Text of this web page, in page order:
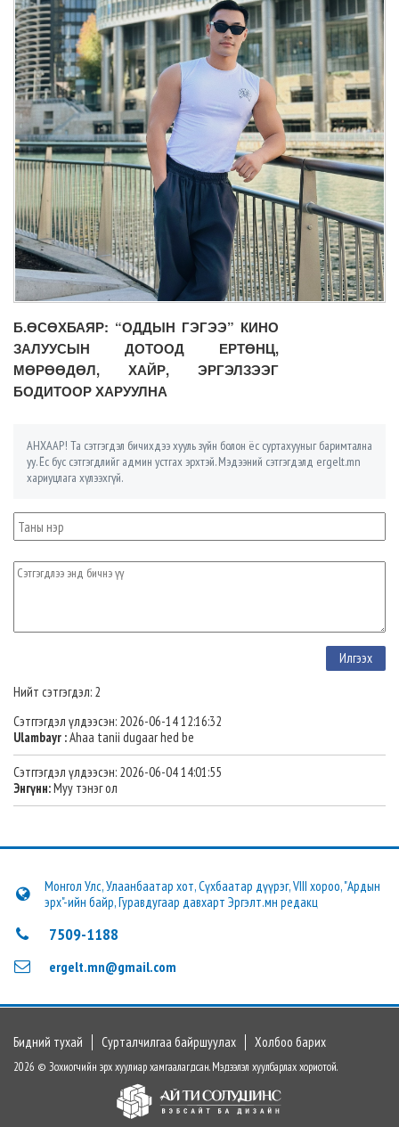
Б.ӨСӨХБАЯР: “ОДДЫН ГЭГЭЭ” КИНО
ЗАЛУУСЫН ДОТООД ЕРТӨНЦ,
МӨРӨӨДӨЛ, ХАЙР, ЭРГЭЛЗЭЭГ
БОДИТООР ХАРУУЛНА
АНХААР! Та сэтгэгдэл бичихдээ хууль зүйн болон ёс суртахууныг баримтална
уу. Ёс бус сэтгэгдлийг админ устгах эрхтэй. Мэдээний сэтгэгдэлд ergelt.mn
хариуцлага хүлээхгүй.
Нийт сэтгэгдэл: 2
Сэтггэгдэл үлдээсэн: 2026-06-14 12:16:32
Ulambayr :Ahaa tanii dugaar hed be
Сэтггэгдэл үлдээсэн: 2026-06-04 14:01:55
Энгүнн:Муу тэнэг ол
Монгол Улс, Улаанбаатар хот, Сүхбаатар дүүрэг, VIII хороо, "Ардын
эрх"-ийн байр, Гуравдугаар давхарт Эргэлт.мн редакц
7509-1188
ergelt.mn@gmail.com
Бидний тухай Сурталчилгаа байршуулах Холбоо барих
2026 © Зохиогчийн эрх хуулиар хамгаалагдсан. Мэдээлэл хуулбарлах хориотой.